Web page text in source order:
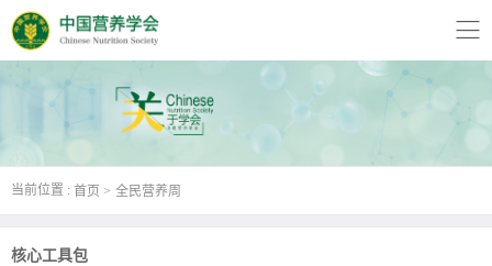
当前位置 : 首页 全民营养周
核心工具包